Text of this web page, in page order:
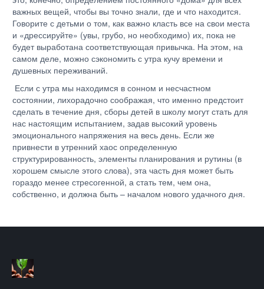
важных вещей, чтобы вы точно знали, где и что находится.
Говорите с детьми о том, как важно класть все на свои места
и «дрессируйте» (увы, грубо, но необходимо) их, пока не
будет выработана соответствующая привычка. На этом, на
самом деле, можно сэкономить с утра кучу времени и
душевных переживаний.
Если с утра мы находимся в сонном и несчастном
состоянии, лихорадочно соображая, что именно предстоит
сделать в течение дня, сборы детей в школу могут стать для
нас настоящим испытанием, задав высокий уровень
эмоционального напряжения на весь день. Если же
привнести в утренний хаос определенную
структурированность, элементы планирования и рутины (в
хорошем смысле этого слова), эта часть дня может быть
гораздо менее стресогенной, а стать тем, чем она,
собственно, и должна быть – началом нового удачного дня.